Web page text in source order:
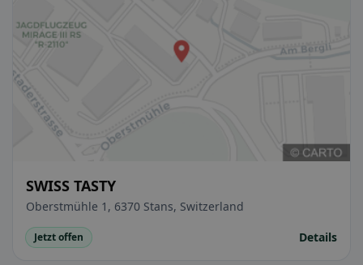
SWISS TASTY
Oberstmühle 1, 6370 Stans, Switzerland
Jetzt offen Details